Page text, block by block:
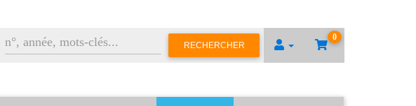
0
RECHERCHER